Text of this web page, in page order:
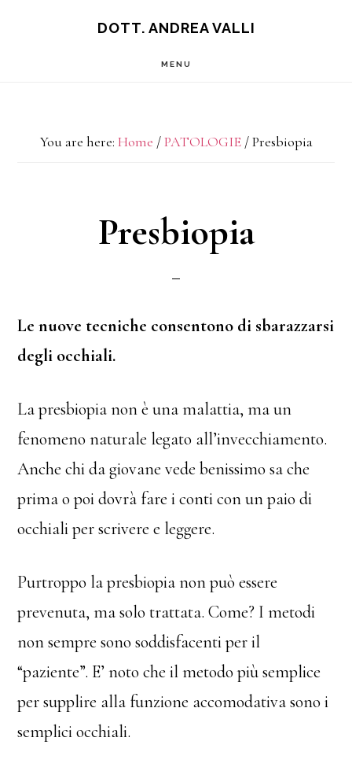
DOTT. ANDREA VALLI
MENU
You are here: Home / PATOLOGIE /Presbiopia
Presbiopia
Le nuove tecniche consentono di sbarazzarsi
degli occhiali.
La presbiopia non è una malattia, ma un
fenomeno naturale legato all’invecchiamento.
Anche chi da giovane vede benissimo sa che
prima o poi dovrà fare i conti con un paio di
occhiali per scrivere e leggere.
Purtroppo la presbiopia non può essere
prevenuta, ma solo trattata. Come? I metodi
non sempre sono soddisfacenti per il
“paziente”. E’ noto che il metodo più semplice
per supplire alla funzione accomodativa sono i
semplici occhiali.